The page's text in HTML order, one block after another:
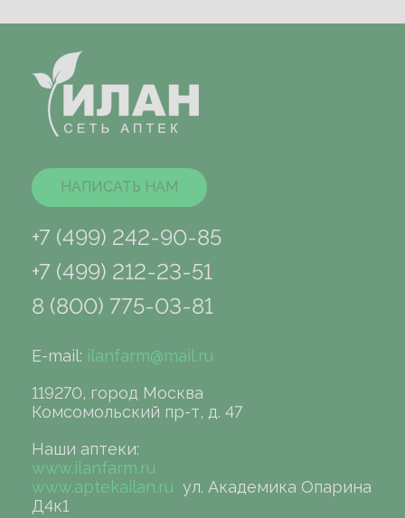
НАПИСАТЬ НАМ
+7 (499) 242-90-85
+7 (499) 212-23-51
8 (800) 775-03-81
E-mail: ilanfarm@mail.ru
119270, город Москва
Комсомольский пр-т, д. 47
Наши аптеки:
www.ilanfarm.ru
www.aptekailan.ru ул. Академика Опарина
Д4к1